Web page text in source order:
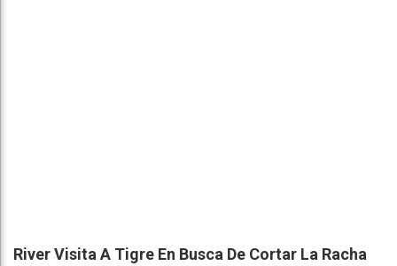
River Visita A Tigre En Busca De Cortar La Racha